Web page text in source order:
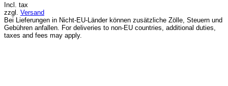
Incl. tax
zzgl. Versand
Bei Lieferungen in Nicht-EU-Länder können zusätzliche Zölle, Steuern und
Gebühren anfallen. For deliveries to non-EU countries, additional duties,
taxes and fees may apply.